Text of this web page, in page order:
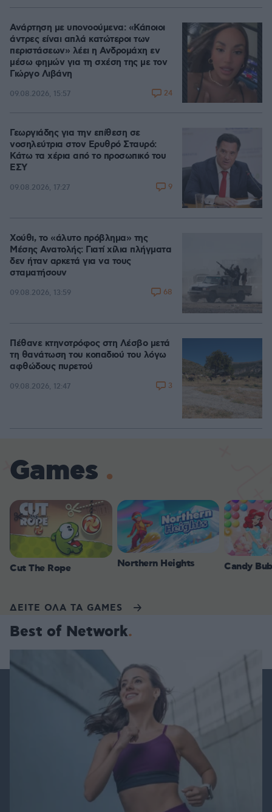
Ανάρτηση με υπονοούμενα: «Κάποιοι
άντρες είναι απλά κατώτεροι των
περιστάσεων» λέει η Ανδρομάχη εν
μέσω φημών για τη σχέση της με τον
Γιώργο Λιβάνη
09.08.2026, 15:57 24
Γεωργιάδης για την επίθεση σε
νοσηλεύτρια στον Ερυθρό Σταυρό:
Κάτω τα χέρια από το προσωπικό του
ΕΣΥ
09.08.2026, 17:27 9
Χούθι, το «άλυτο πρόβλημα» της
Μέσης Ανατολής: Γιατί χίλια πλήγματα
δεν ήταν αρκετά για να τους
σταματήσουν
09.08.2026, 13:59 68
Πέθανε κτηνοτρόφος στη Λέσβο μετά
τη θανάτωση του κοπαδιού του λόγω
αφθώδους πυρετού
09.08.2026, 12:47 3
Games
Cut The Rope Northern Heights Candy
ΔΕΙΤΕ ΟΛΑ ΤΑ GAMES
Best of Network